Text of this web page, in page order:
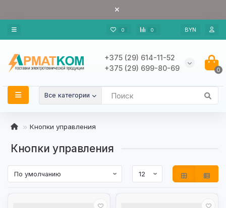
0 0 BYN
+375 (29) 614-11-52
+375 (29) 699-80-69
0
Все категории
Кнопки управления
Кнопки управления